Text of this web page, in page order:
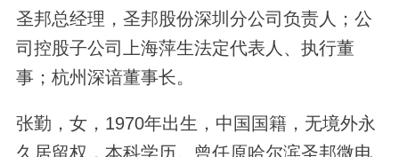
圣邦总经理，圣邦股份深圳分公司负责人；公
司控股子公司上海萍生法定代表人、执行董
事；杭州深谙董事长。
张勤，女，1970年出生，中国国籍，无境外永
久居留权，本科学历。曾任原哈尔滨圣邦微电